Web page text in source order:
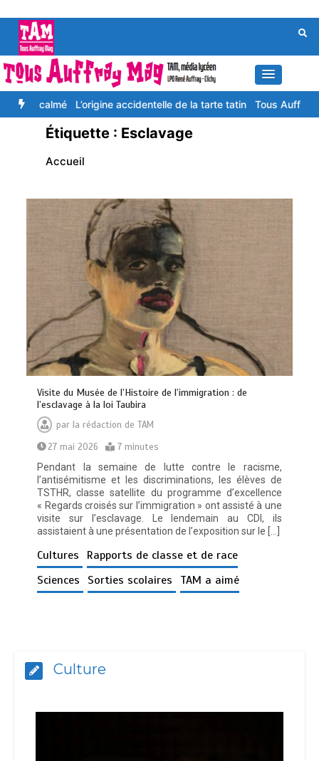
contenu
calmé L’origine accidentelle de la tarte tatin Tous Auffray Mag,
Étiquette : Esclavage
Accueil
Visite du Musée de l’Histoire de l’immigration : de
l’esclavage à la loi Taubira
par la rédaction de TAM
27 mai 2026
7 minutes
Pendant la semaine de lutte contre le racisme,
l’antisémitisme et les discriminations, les élèves de
TSTHR, classe satellite du programme d’excellence
« Regards croisés sur l’immigration » ont assisté à une
visite sur l’esclavage. Le lendemain au CDI, ils
assistaient à une présentation de l’exposition sur le […]
Cultures
Rapports de classe et de race
Sciences
Sorties scolaires TAM a aimé
Culture